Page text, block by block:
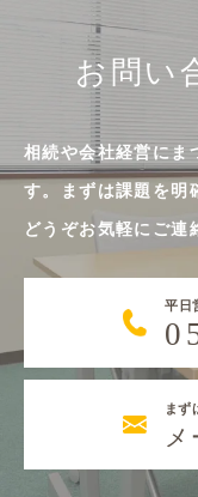
お問い
相続や会社経営にま
す。まずは課題を明
どうぞお気軽にご連
平日
まず